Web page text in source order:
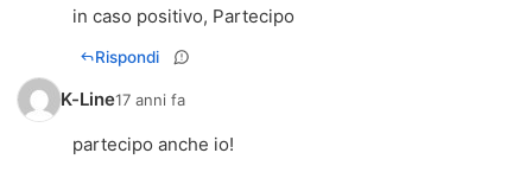
in caso positivo, Partecipo
Rispondi
K-Line17 anni fa
partecipo anche io!